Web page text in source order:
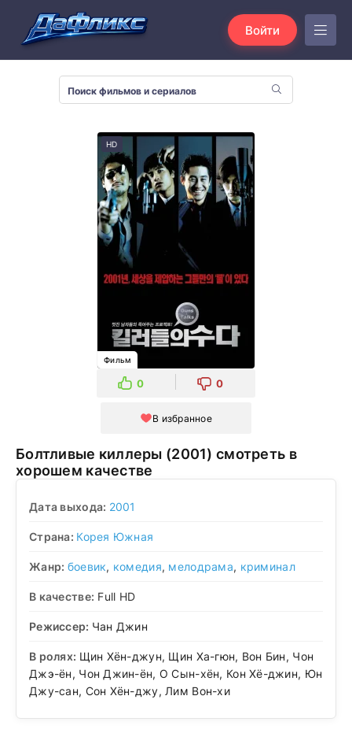
Войти
HD
Фильм
0 0
В избранное
Болтливые киллеры (2001) смотреть в
хорошем качестве
Дата выхода: 2001
Страна: Корея Южная
Жанр: боевик, комедия, мелодрама, криминал
В качестве: Full HD
Режиссер: Чан Джин
В ролях: Щин Хён-джун, Щин Ха-гюн, Вон Бин, Чон
Джэ-ён, Чон Джин-ён, О Сын-хён, Кон Хё-джин, Юн
Джу-сан, Сон Хён-джу, Лим Вон-хи